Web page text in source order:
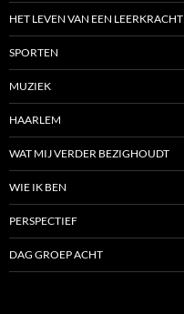
HET LEVEN VAN EEN LEERKRACHT
SPORTEN
MUZIEK
HAARLEM
WAT MIJ VERDER BEZIGHOUDT
WIE IK BEN
PERSPECTIEF
DAG GROEP ACHT